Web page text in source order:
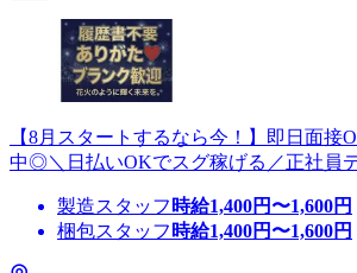
【8月スタートするなら今！】即日面接
中◎＼日払いOKでスグ稼げる／正社員
製造スタッフ 時給1,400円〜1,600円
梱包スタッフ 時給1,400円〜1,600円